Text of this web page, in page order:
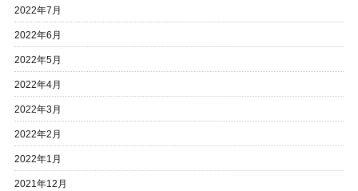
2022年7月
2022年6月
2022年5月
2022年4月
2022年3月
2022年2月
2022年1月
2021年12月